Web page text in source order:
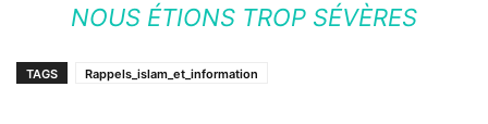
NOUS ÉTIONS TROP SÉVÈRES
TAGS Rappels_islam_et_information